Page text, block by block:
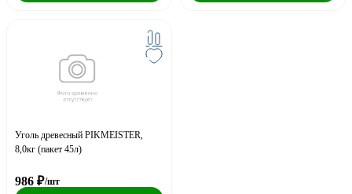
Уголь древесный PIKMEISTER,
8,0кг (пакет 45л)
986 ₽/шт